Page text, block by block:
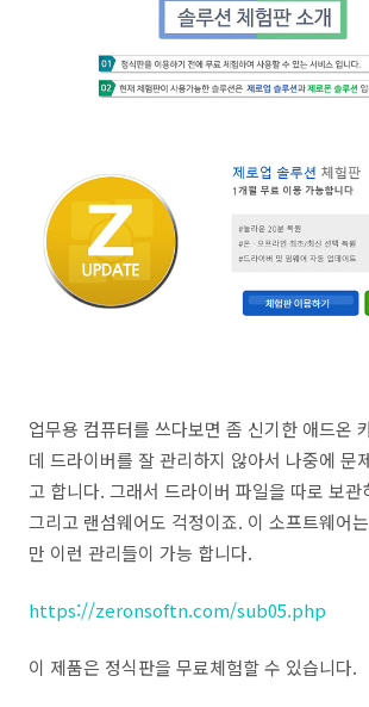
업무용 컴퓨터를 쓰다보면 좀 신기한 애드온
데 드라이버를 잘 관리하지 않아서 나중에 문
고 합니다. 그래서 드라이버 파일을 따로 보관
그리고 랜섬웨어도 걱정이죠. 이 소프트웨어
만 이런 관리들이 가능 합니다.
https://zeronsoftn.com/sub05.php
이 제품은 정식판을 무료체험할 수 있습니다.